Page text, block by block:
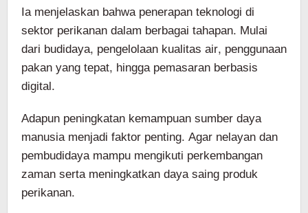
Ia menjelaskan bahwa penerapan teknologi di
sektor perikanan dalam berbagai tahapan. Mulai
dari budidaya, pengelolaan kualitas air, penggunaan
pakan yang tepat, hingga pemasaran berbasis
digital.
Adapun peningkatan kemampuan sumber daya
manusia menjadi faktor penting. Agar nelayan dan
pembudidaya mampu mengikuti perkembangan
zaman serta meningkatkan daya saing produk
perikanan.